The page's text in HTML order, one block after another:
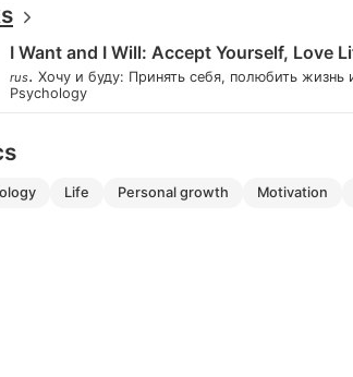
I Want and I Will: Accept Yourself, Love
rus. Хочу и буду: Принять себя, полюбить жизнь
Psychology
life personal growth motivation